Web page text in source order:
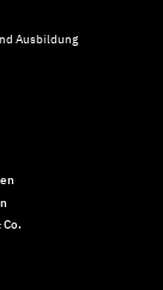
Ausbildung